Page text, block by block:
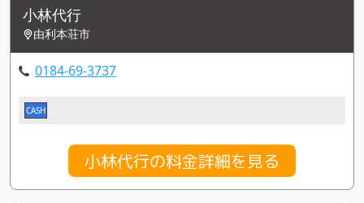
小林代行
由利本荘市
0184-69-3737
CASH
小林代行の料金詳細を見る